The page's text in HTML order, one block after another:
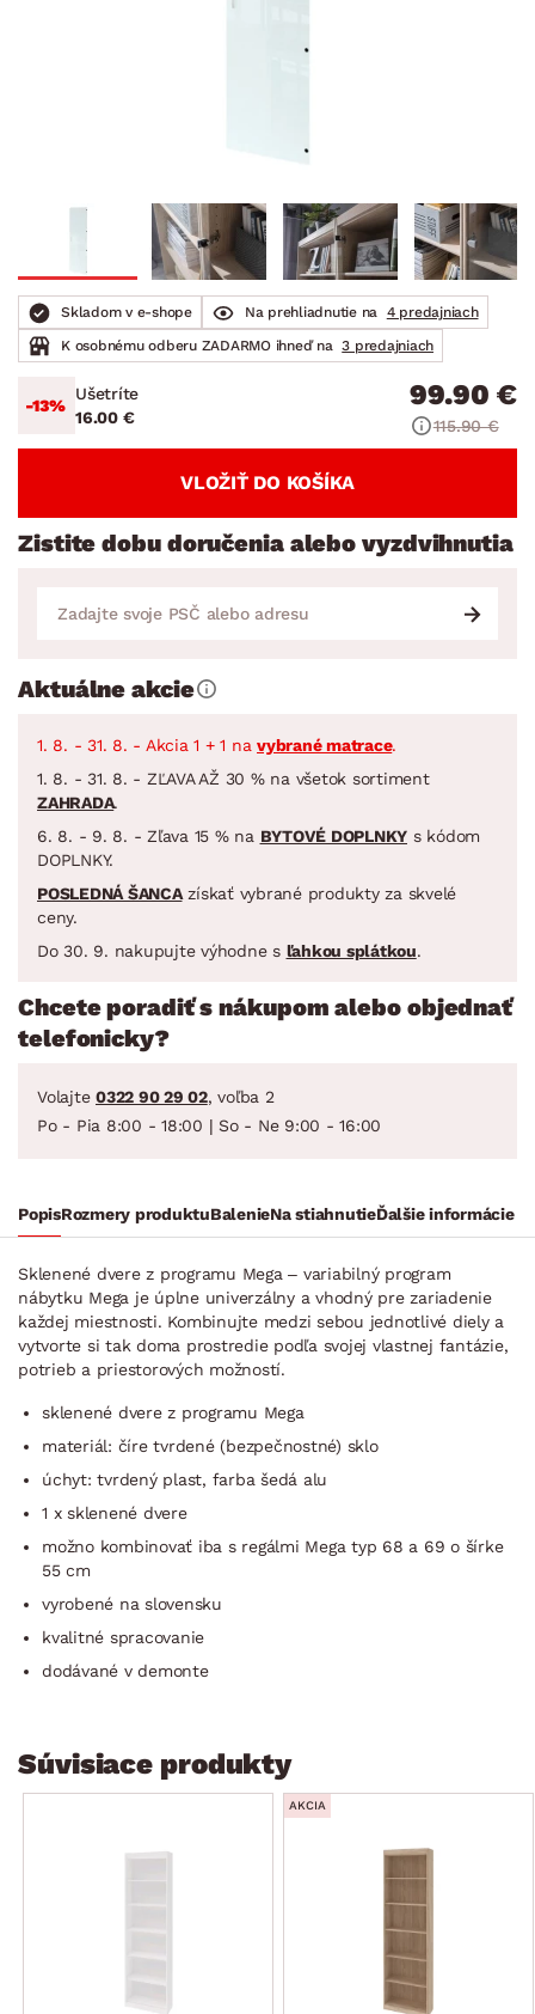
Skladom v e-shope Na prehliadnutie na
4 predajniach
K osobnému odberu ZADARMO ihneď na 3 predajniach
-13%
Ušetríte
16.00 €
99.90 €
115.90 €
VLOŽIŤ DO KOŠÍKA
Zistite dobu doručenia alebo vyzdvihnutia
Aktuálne akcie
1. 8. - 31. 8. - Akcia 1 + 1 na vybrané matrace.
1. 8. - 31. 8. - ZĽAVA AŽ 30 % na všetok sortiment
ZAHRADA.
6. 8. - 9. 8. - Zľava 15 % na BYTOVÉ DOPLNKY s kódom
DOPLNKY.
POSLEDNÁ ŠANCAzískať vybrané produkty za skvelé
ceny.
Do 30. 9. nakupujte výhodne s ľahkou splátkou.
Chcete poradiť s nákupom alebo objednať
telefonicky?
Volajte 0322 90 29 02, voľba 2
Po - Pia 8:00 - 18:00 | So - Ne 9:00 - 16:00
PopisRozmery produktuBalenieNa stiahnutieĎalšie informácie
Sklenené dvere z programu Mega – variabilný program
nábytku Mega je úplne univerzálny a vhodný pre zariadenie
každej miestnosti. Kombinujte medzi sebou jednotlivé diely a
vytvorte si tak doma prostredie podľa svojej vlastnej fantázie,
potrieb a priestorových možností.
sklenené dvere z programu Mega
materiál: číre tvrdené (bezpečnostné) sklo
úchyt: tvrdený plast, farba šedá alu
1 x sklenené dvere
možno kombinovať iba s regálmi Mega typ 68 a 69 o šírke
55 cm
vyrobené na slovensku
kvalitné spracovanie
dodávané v demonte
Súvisiace produkty
AKCIA